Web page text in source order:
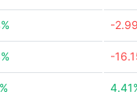
-
-